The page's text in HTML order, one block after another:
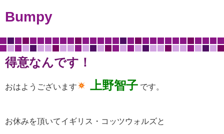
Bumpy
得意なんです！
おはようございます 上野智子 です。
お休みを頂いてイギリス・コッツウォルズと